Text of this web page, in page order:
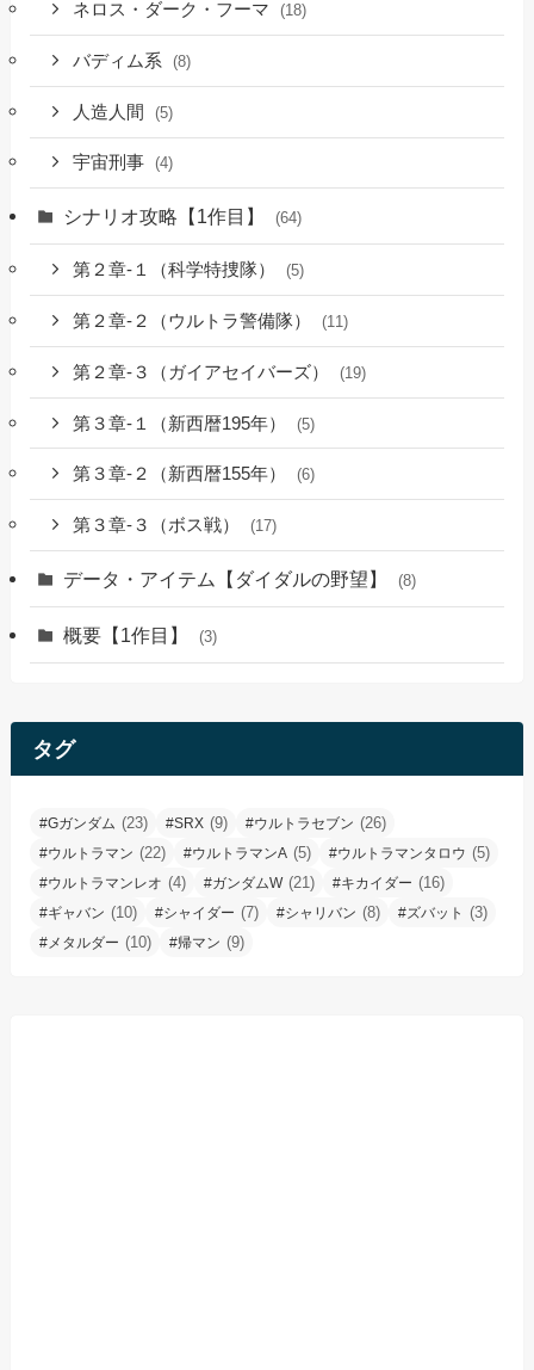
ネロス・ダーク・フーマ (18)
バディム系 (8)
人造人間 (5)
宇宙刑事 (4)
シナリオ攻略【1作目】 (64)
第２章-１（科学特捜隊） (5)
第２章-２（ウルトラ警備隊） (11)
第２章-３（ガイアセイバーズ） (19)
第３章-１（新西暦195年） (5)
第３章-２（新西暦155年） (6)
第３章-３（ボス戦） (17)
データ・アイテム【ダイダルの野望】 (8)
概要【1作目】 (3)
タグ
#Gガンダム (23) #SRX (9) #ウルトラセブン (26)
#ウルトラマン (22) #ウルトラマンA (5) #ウルトラマンタロウ (5)
#ウルトラマンレオ (4) #ガンダムW(21) #キカイダー (16)
#ギャバン (10) #シャイダー (7) #シャリバン (8) #ズバット (3)
#メタルダー (10) #帰マン (9)